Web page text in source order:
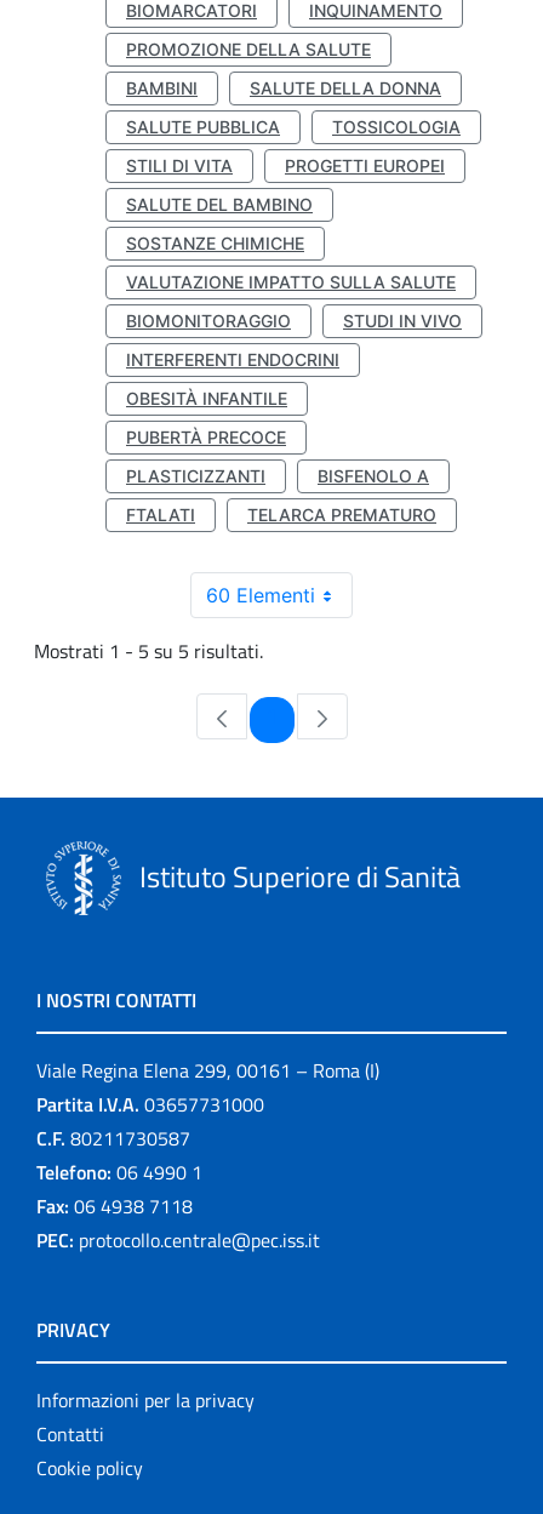
BIOMARCATORI
INQUINAMENTO
PROMOZIONE DELLA SALUTE
BAMBINI
SALUTE DELLA DONNA
SALUTE PUBBLICA
TOSSICOLOGIA
STILI DI VITA
PROGETTI EUROPEI
SALUTE DEL BAMBINO
SOSTANZE CHIMICHE
VALUTAZIONE IMPATTO SULLA SALUTE
BIOMONITORAGGIO
STUDI IN VIVO
INTERFERENTI ENDOCRINI
OBESITÀ INFANTILE
PUBERTÀ PRECOCE
PLASTICIZZANTI
BISFENOLO A
FTALATI
TELARCA PREMATURO
60 Elementi
Mostrati 1 - 5 su 5 risultati.
Pagina
Istituto Superiore di Sanità
I NOSTRI CONTATTI
Viale Regina Elena 299, 00161 – Roma (I)
Partita I.V.A. 03657731000
C.F. 80211730587
Telefono: 06 4990 1
Fax: 06 4938 7118
PEC: protocollo.centrale@pec.iss.it
PRIVACY
Informazioni per la privacy
Contatti
Cookie policy